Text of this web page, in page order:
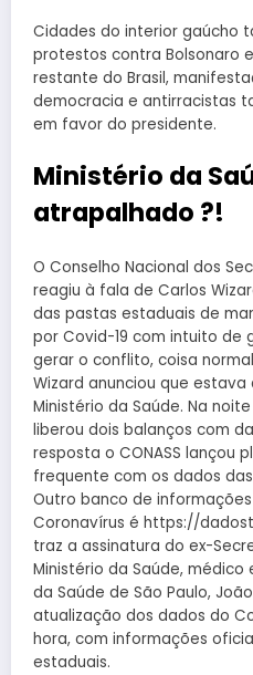
Cidades do interior gaúcho
protestos contra Bolsonaro
restante do Brasil,
democracia e antirracistas
em favor do presidente.
Ministério da
atrapalhado ?!
O Conselho Nacional dos
reagiu à fala de Carlos
das pastas estaduais de
por Covid-19 com intuito de
gerar o conflito, coisa
Wizard anunciou que
Ministério da Saúde. Na
liberou dois balanços com
resposta o CONASS lançou
frequente com os dados
Outro banco de
Coronavírus é https://
traz a assinatura do ex-
Ministério da Saúde,
da Saúde de São Paulo,
atualização dos dados do
hora, com informações
estaduais.